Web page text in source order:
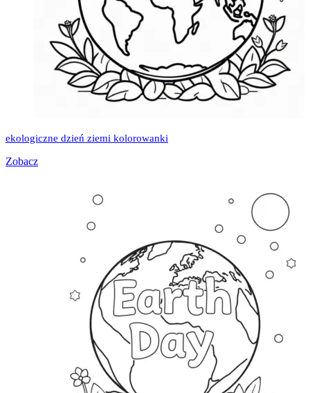
ekologiczne dzień ziemi kolorowanki
Zobacz